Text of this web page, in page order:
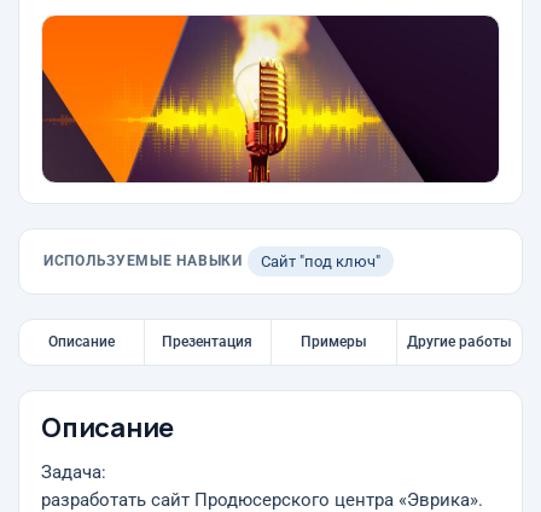
ИСПОЛЬЗУЕМЫЕ НАВЫКИ Сайт "под ключ"
Описание Презентация Примеры Другие работы
Описание
Задача:
разработать сайт Продюсерского центра «Эврика».